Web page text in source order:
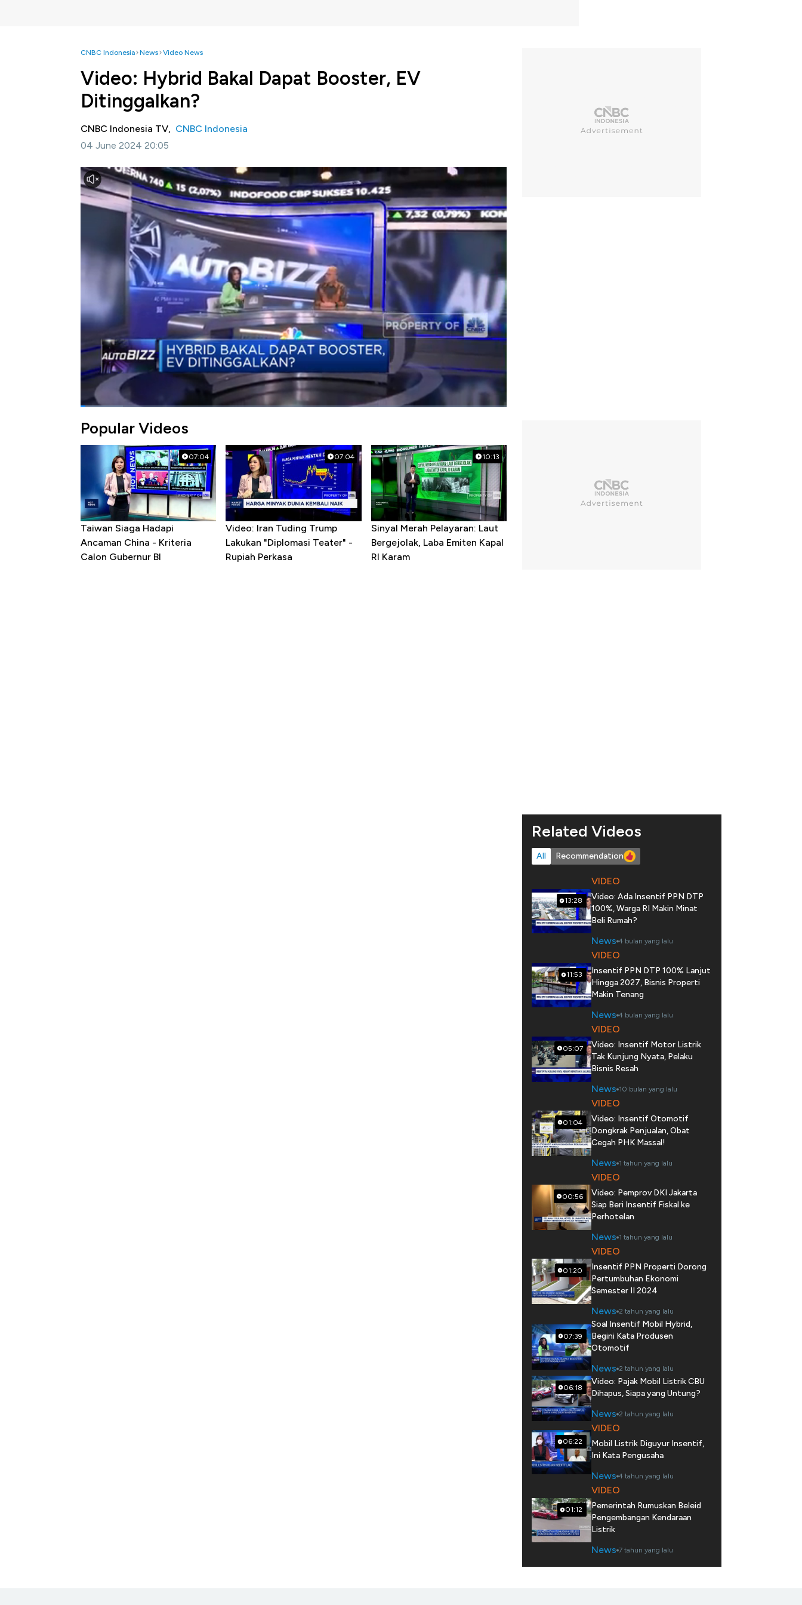
CNBC Indonesia News Video News
Video: Hybrid Bakal Dapat Booster, EV
Ditinggalkan?
CNBC Indonesia TV, CNBC Indonesia
04 June 2024 20:05
Jakarta, CNBC Indonesia -Pemerintah tengah menyiapkan insentif untuk mobil hybrid. Menurut
Menko Bidang Perekonomian RI Airlangga Hartarto, insentif tersebut nantinya akan berupa pajak
pertambahan nilai yang ditanggung pemerintah (PPN DTP).
Selengkapnya saksikan Savira Wardoyo bersama Marketing Director Toyota Astra Motor Anton
Jimmi Suwandy dan Pengamat Otomotif Bebin Djuana dalam Program Autobizz CNBC Indonesia,
Selasa (04/06/2024).
#insentif #ppn dtp #otomotif
Popular Videos
07:04
Taiwan Siaga Hadapi
Ancaman China - Kriteria
Calon Gubernur BI
07:04
Video: Iran Tuding Trump
Lakukan "Diplomasi Teater" -
Rupiah Perkasa
10:13
Sinyal Merah Pelayaran: Laut
Bergejolak, Laba Emiten Kapal
RI Karam
Related Videos
All Recommendation
13:28
VIDEO
Video: Ada Insentif PPN DTP
100%, Warga RI Makin Minat
Beli Rumah?
News 4 bulan yang lalu
11:53
VIDEO
Insentif PPN DTP 100% Lanjut
Hingga 2027, Bisnis Properti
Makin Tenang
News 4 bulan yang lalu
05:07
VIDEO
Video: Insentif Motor Listrik
Tak Kunjung Nyata, Pelaku
Bisnis Resah
News 10 bulan yang lalu
01:04
VIDEO
Video: Insentif Otomotif
Dongkrak Penjualan, Obat
Cegah PHK Massal!
News 1 tahun yang lalu
00:56
VIDEO
Video: Pemprov DKI Jakarta
Siap Beri Insentif Fiskal ke
Perhotelan
News 1 tahun yang lalu
01:20
VIDEO
Insentif PPN Properti Dorong
Pertumbuhan Ekonomi
Semester II 2024
News 2 tahun yang lalu
07:39
Soal Insentif Mobil Hybrid,
Begini Kata Produsen
Otomotif
News 2 tahun yang lalu
06:18
Video: Pajak Mobil Listrik CBU
Dihapus, Siapa yang Untung?
News 2 tahun yang lalu
06:22
VIDEO
Mobil Listrik Diguyur Insentif,
Ini Kata Pengusaha
News 4 tahun yang lalu
01:12
VIDEO
Pemerintah Rumuskan Beleid
Pengembangan Kendaraan
Listrik
News 7 tahun yang lalu